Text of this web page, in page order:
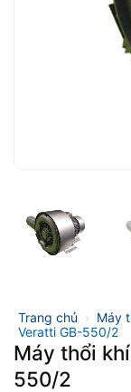
Trang chủ › Máy
Veratti GB-550/2
Máy thổi
550/2